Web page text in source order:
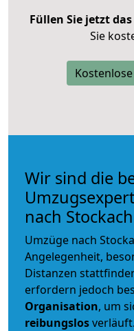
Füllen Sie jetzt
Sie
Wir sind die
nach Stockach
Umzüge nach
Angelegenheit,
Distanzen
erfordern jedoch
Organisation, um
reibungslosverläuft.